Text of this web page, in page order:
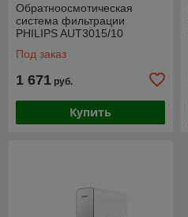
Обратноосмотическая
система фильтрации
PHILIPS AUT3015/10
Под заказ
1 671 руб.
Купить